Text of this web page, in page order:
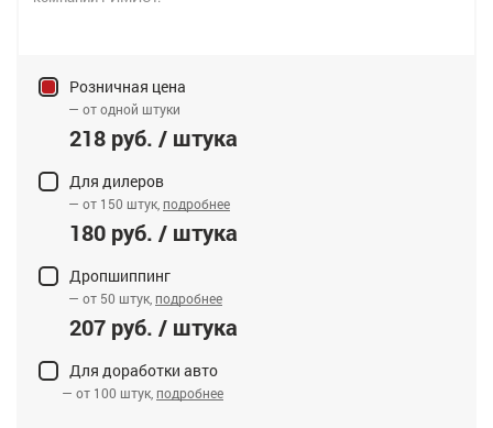
Розничная цена
— от одной штуки
218 руб. / штука
Для дилеров
— от 150 штук, подробнее
180 руб. / штука
Дропшиппинг
— от 50 штук, подробнее
207 руб. / штука
Для доработки авто
— от 100 штук, подробнее